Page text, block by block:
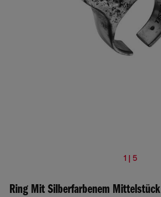
1 | 5
Ring Mit Silberfarbenem Mittelstück